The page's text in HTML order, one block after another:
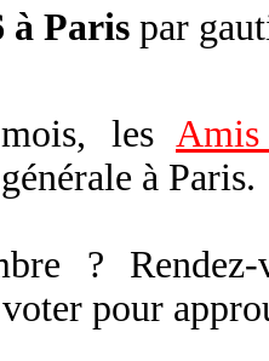
à Paris par
les
à Paris.
?
pour